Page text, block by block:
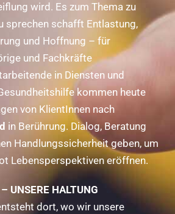
wird. Es zum Thema zu
sprechen schafft Entlastung,
und Hoffnung – für
und Fachkräfte
in Diensten und
kommen heute
von KlientInnen nach
in Berührung. Dialog, Beratung
Handlungssicherheit geben, um
Lebensperspektiven eröffnen.
UNSERE HALTUNG
dort, wo wir unsere